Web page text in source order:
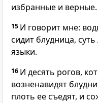
избранные и верные.
15 И говорит мне:
сидит блудница,
языки.
16 И десять рогов,
возненавидят
плоть ее съедят, и